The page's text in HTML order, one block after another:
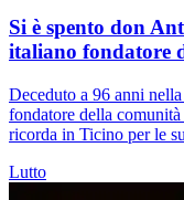
Si è spento don
italiano fondatore
Deceduto a 96 anni
fondatore della
ricorda in Ticino per le
Lutto